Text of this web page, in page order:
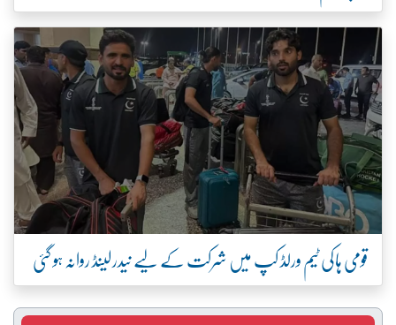
قومی ہاکی ٹیم ورلڈ کپ میں شرکت کے لیے نیدرلینڈ روانہ ہو گئی